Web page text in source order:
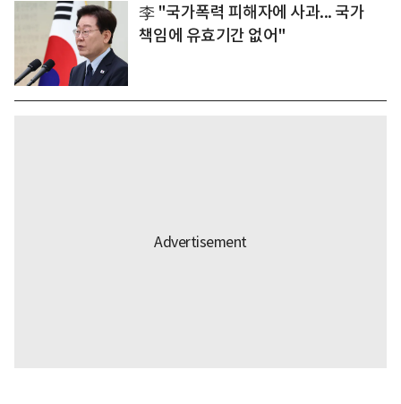
李 "국가폭력 피해자에 사과... 국가
책임에 유효기간 없어"